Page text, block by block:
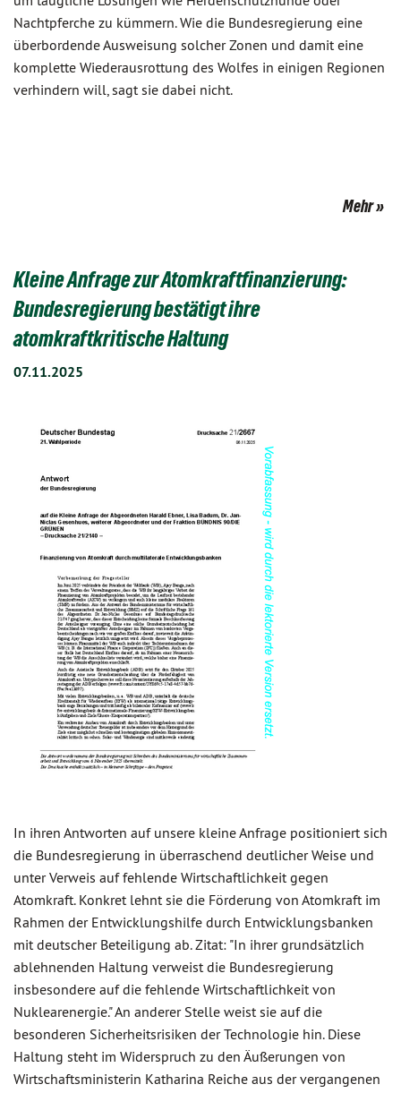
Nachtpferche zu kümmern. Wie die Bundesregierung eine
überbordende Ausweisung solcher Zonen und damit eine
komplette Wiederausrottung des Wolfes in einigen Regionen
verhindern will, sagt sie dabei nicht.
Mehr
Kleine Anfrage zur Atomkraftfinanzierung:
Bundesregierung bestätigt ihre
atomkraftkritische Haltung
07.11.2025
In ihren Antworten auf unsere kleine Anfrage positioniert sich
die Bundesregierung in überraschend deutlicher Weise und
unter Verweis auf fehlende Wirtschaftlichkeit gegen
Atomkraft. Konkret lehnt sie die Förderung von Atomkraft im
Rahmen der Entwicklungshilfe durch Entwicklungsbanken
mit deutscher Beteiligung ab. Zitat: "In ihrer grundsätzlich
ablehnenden Haltung verweist die Bundesregierung
insbesondere auf die fehlende Wirtschaftlichkeit von
Nuklearenergie." An anderer Stelle weist sie auf die
besonderen Sicherheitsrisiken der Technologie hin. Diese
Haltung steht im Widerspruch zu den Äußerungen von
Wirtschaftsministerin Katharina Reiche aus der vergangenen